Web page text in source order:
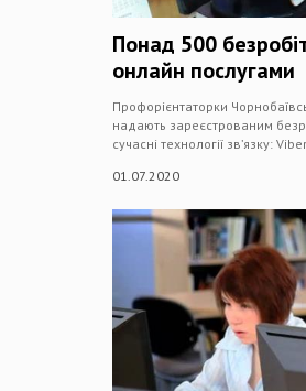
Понад 500
онлайн послугами
Профорієнтаторки
надають зареєстрованим
сучасні технології зв’язку:
01.07.2020